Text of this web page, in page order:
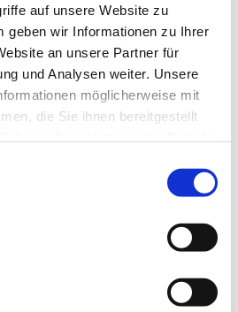
auf unsere Website zu
geben wir Informationen zu Ihrer
an unsere Partner für
und Analysen weiter. Unsere
möglicherweise mit
die Sie ihnen bereitgestellt